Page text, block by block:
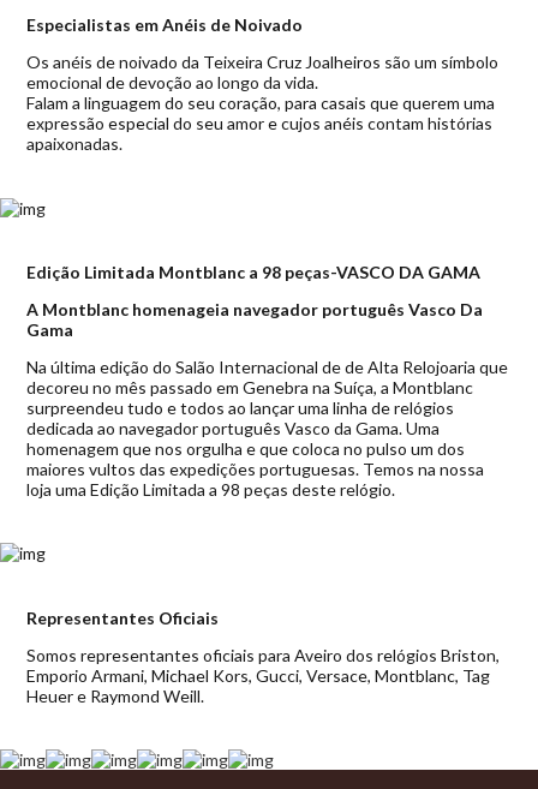
Especialistas em Anéis de Noivado
Os anéis de noivado da Teixeira Cruz Joalheiros são um símbolo
emocional de devoção ao longo da vida.
Falam a linguagem do seu coração, para casais que querem uma
expressão especial do seu amor e cujos anéis contam histórias
apaixonadas.
Edição Limitada Montblanc a 98 peças-VASCO DA GAMA
A Montblanc homenageia navegador português Vasco Da
Gama
Na última edição do Salão Internacional de de Alta Relojoaria que
decoreu no mês passado em Genebra na Suíça, a Montblanc
surpreendeu tudo e todos ao lançar uma linha de relógios
dedicada ao navegador português Vasco da Gama. Uma
homenagem que nos orgulha e que coloca no pulso um dos
maiores vultos das expedições portuguesas. Temos na nossa
loja uma Edição Limitada a 98 peças deste relógio.
Representantes Oficiais
Somos representantes oficiais para Aveiro dos relógios Briston,
Emporio Armani, Michael Kors, Gucci, Versace, Montblanc, Tag
Heuer e Raymond Weill.